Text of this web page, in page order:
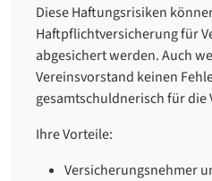
Diese Haftungsrisiken
Haftpflichtversicherung für
abgesichert werden. Auch
Vereinsvorstand keinen
gesamtschuldnerisch für die
Ihre Vorteile:
Versicherungsnehmer